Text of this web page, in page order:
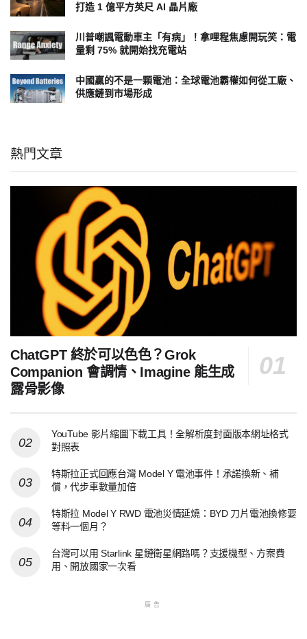
打造 1 億平方英尺 AI 晶片廠
川普嘲諷電動車主「有病」！拿哩程焦慮開玩笑：電
量剩 75% 就開始找充電站
中國贏的不是一顆電池：全球電池霸權如何從工廠、
供應鏈到市場形成
熱門文章
ChatGPT 終於可以色色？Grok
Companion 會調情、Imagine 能生成
露骨影像
YouTube 影片縮圖下載工具！全解析度封面版本網址格式
對照表
特斯拉正式回應台灣 Model Y 電池事件！承諾換新、補
償，代步車數量加倍
特斯拉 Model Y RWD 電池災情延燒：BYD 刀片電池換修要
等料一個月？
台灣可以用 Starlink 星鏈衛星網路嗎？支援機型、方案費
用、開放國家一次看
廣告